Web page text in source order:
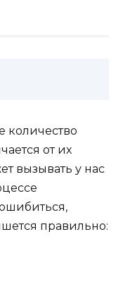
количество
от их
вызывать у нас
правильно: